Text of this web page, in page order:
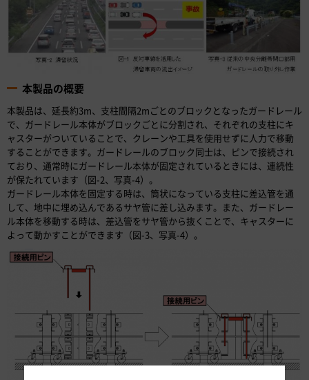
本製品の概要
本製品は、延長約3m、支柱間隔2mごとのブロックとなったガードレール
で、ガードレール本体がブロックごとに分割され、それぞれの支柱にキ
ャスターがついていることで、クレーンや工具を使用せずに人力で移動
することができます。ガードレールのブロック同士は、ピンで接続され
ており、通常時にガードレール本体が固定されているときには、連続性
が保たれています（図-2、写真-4）。
ガードレール本体を固定する時は、筒状になっている支柱に差込管を通
して、地中に埋め込んであるサヤ管に差し込みます。また、ガードレー
ル本体を移動する時は、差込管をサヤ管から抜くことで、キャスターに
よって動かすことができます（図-3、写真-4）。